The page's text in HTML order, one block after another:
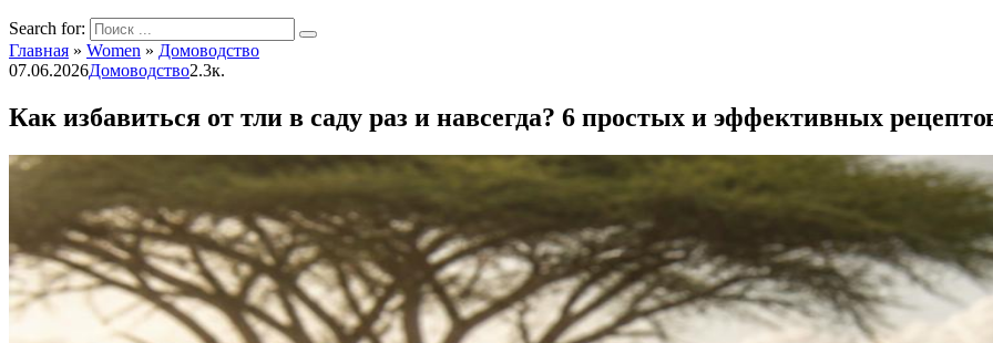
Search for:
Главная » Women » Домоводство
07.06.2026Домоводство2.3к.
Как избавиться от тли в саду раз и навсегда? 6 простых и эффективных